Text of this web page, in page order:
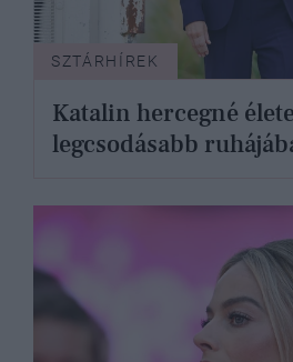
SZTÁRHÍREK
Katalin hercegné
legcsodásabb